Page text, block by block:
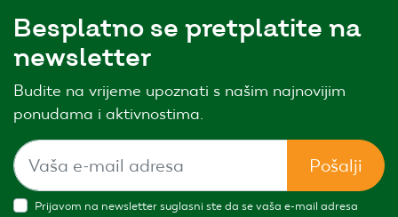
Besplatno se pretplatite na
newsletter
Budite na vrijeme upoznati s našim najnovijim
ponudama i aktivnostima.
Pošalji
Prijavom na newsletter suglasni ste da se vaša e-mail adresa